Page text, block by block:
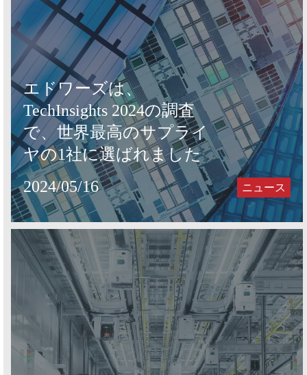
エドワーズは、
TechInsights 2024の調査
で、世界最高のサプライ
ヤの1社に選ばれました
2024/05/16
ニュース